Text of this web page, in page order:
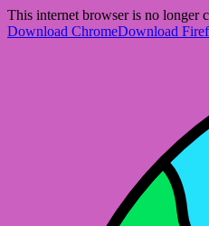
This internet browser is no longer
Download ChromeDownload